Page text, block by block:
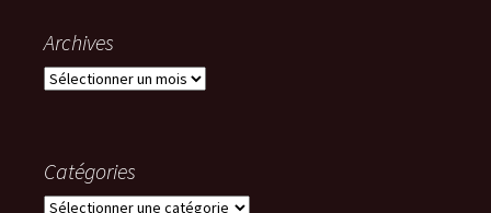
Archives
Archives
Catégories
Catégories